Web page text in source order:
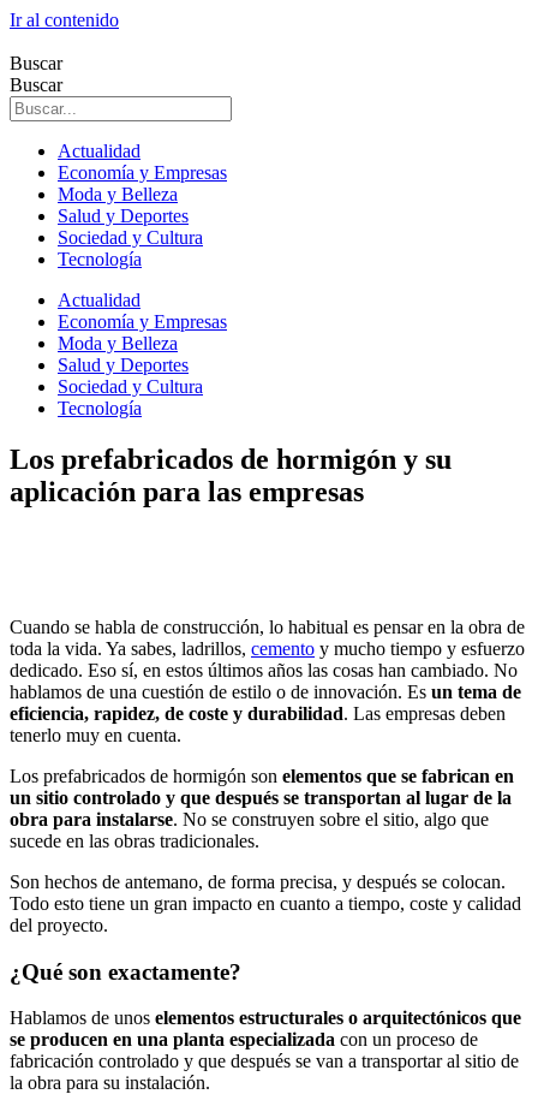
Ir al contenido
Buscar
Buscar
Actualidad
Economía y Empresas
Moda y Belleza
Salud y Deportes
Sociedad y Cultura
Tecnología
Actualidad
Economía y Empresas
Moda y Belleza
Salud y Deportes
Sociedad y Cultura
Tecnología
Los prefabricados de hormigón y su
aplicación para las empresas
Cuando se habla de construcción, lo habitual es pensar en la obra de
toda la vida. Ya sabes, ladrillos, cemento y mucho tiempo y esfuerzo
dedicado. Eso sí, en estos últimos años las cosas han cambiado. No
hablamos de una cuestión de estilo o de innovación. Es un tema de
eficiencia, rapidez, de coste y durabilidad. Las empresas deben
tenerlo muy en cuenta.
Los prefabricados de hormigón son elementos que se fabrican en
un sitio controlado y que después se transportan al lugar de la
obra para instalarse. No se construyen sobre el sitio, algo que
sucede en las obras tradicionales.
Son hechos de antemano, de forma precisa, y después se colocan.
Todo esto tiene un gran impacto en cuanto a tiempo, coste y calidad
del proyecto.
¿Qué son exactamente?
Hablamos de unos elementos estructurales o arquitectónicos que
se producen en una planta especializada con un proceso de
fabricación controlado y que después se van a transportar al sitio de
la obra para su instalación.